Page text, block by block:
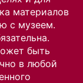
материалов
с музеем.
быть
в любой